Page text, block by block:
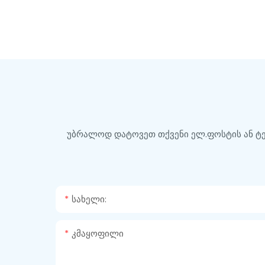
აღიარებაუბრალოდ დატოვეთ თქვენი ელ.ფოსტის ან
Სახელი:
Კმაყოფილი